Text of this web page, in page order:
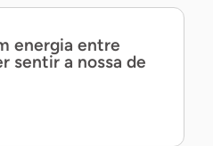
energia entre
sentir a nossa de